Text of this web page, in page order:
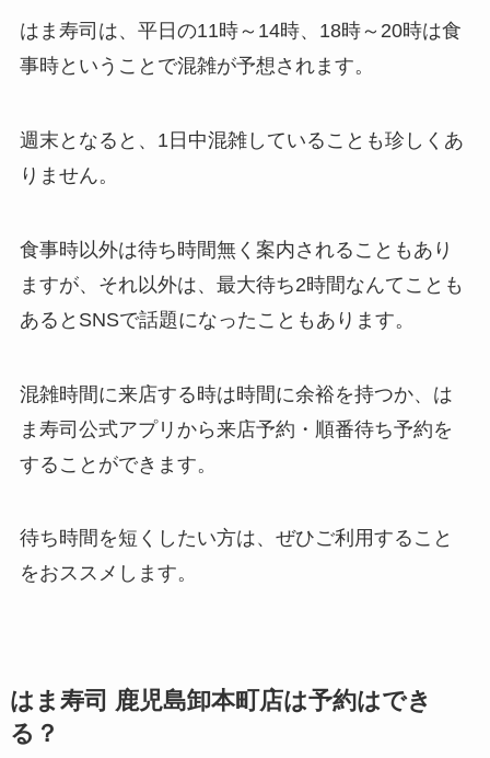
はま寿司は、平日の11時～14時、18時～20時は食
事時ということで混雑が予想されます。
週末となると、1日中混雑していることも珍しくあ
りません。
食事時以外は待ち時間無く案内されることもあり
ますが、それ以外は、最大待ち2時間なんてことも
あるとSNSで話題になったこともあります。
混雑時間に来店する時は時間に余裕を持つか、は
ま寿司公式アプリから来店予約・順番待ち予約を
することができます。
待ち時間を短くしたい方は、ぜひご利用すること
をおススメします。
はま寿司 鹿児島卸本町店は予約はでき
る？